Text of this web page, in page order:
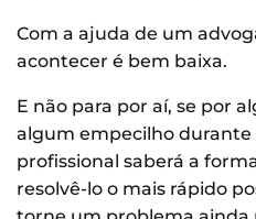
Com a ajuda de um
acontecer é bem baixa.
E não para por aí, se por
algum empecilho durante
profissional saberá a
resolvê-lo o mais rápido